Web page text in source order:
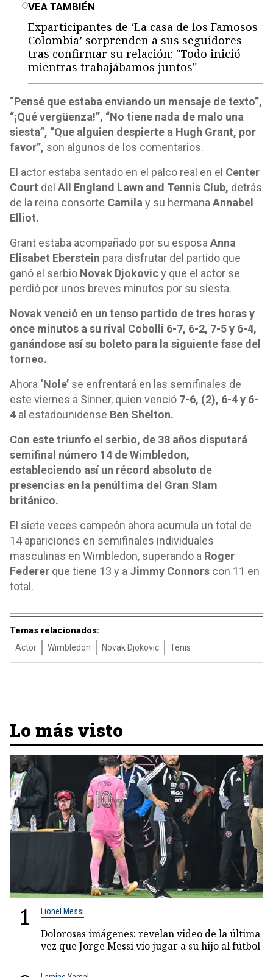
VEA TAMBIÉN
Exparticipantes de ‘La casa de los Famosos
Colombia’ sorprenden a sus seguidores
tras confirmar su relación: "Todo inició
mientras trabajábamos juntos"
“Pensé que estaba enviando un mensaje de texto”,
“¡Qué vergüenza!”, “No tiene nada de malo una
siesta”, “Que alguien despierte a Hugh Grant, por
favor”, son algunos de los comentarios.
El actor estaba sentado en el palco real en el Center
Court del All England Lawn and Tennis Club, detrás
de la reina consorte Camila y su hermana Annabel
Elliot.
Grant estaba acompañado por su esposa Anna
Elisabet Eberstein para disfrutar del partido que
ganó el serbio Novak Djokovicy que el actor se
perdió por unos breves minutos por su siesta.
Novak venció en un tenso partido de tres horas y
once minutos a su rival Cobolli 6-7, 6-2, 7-5 y 6-4,
ganándose así su boleto para la siguiente fase del
torneo.
Ahora ‘Nole’ se enfrentará en las semifinales de
este viernes a Sinner, quien venció 7-6, (2), 6-4 y 6-
4 al estadounidense Ben Shelton.
Con este triunfo el serbio, de 38 años disputará
semifinal número 14 de Wimbledon,
estableciendo así un récord absoluto de
presencias en la penúltima del Gran Slam
británico.
El siete veces campeón ahora acumula un total de
14 apariciones en semifinales individuales
masculinas en Wimbledon, superando a Roger
Federer que tiene 13 y a Jimmy Connors con 11 en
total.
Temas relacionados:
Actor Wimbledon Novak Djokovic Tenis
Lo más visto
1 Lionel Messi
Dolorosas imágenes: revelan video de la última
vez que Jorge Messi vio jugar a su hijo al fútbol